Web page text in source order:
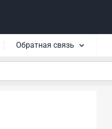
Обратная связь